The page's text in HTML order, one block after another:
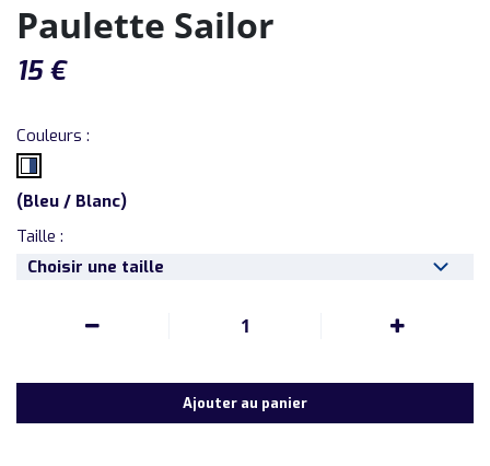
Paulette Sailor
15 €
Couleurs :
(Bleu / Blanc)
Taille :
Choisir une taille
1
Ajouter au panier